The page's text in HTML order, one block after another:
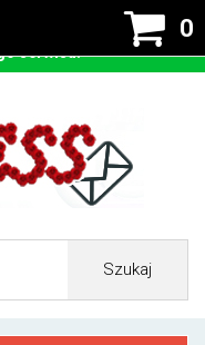
0
Szukaj
tzw ciastek w celu
przyjmowanie cookies
serwisu.